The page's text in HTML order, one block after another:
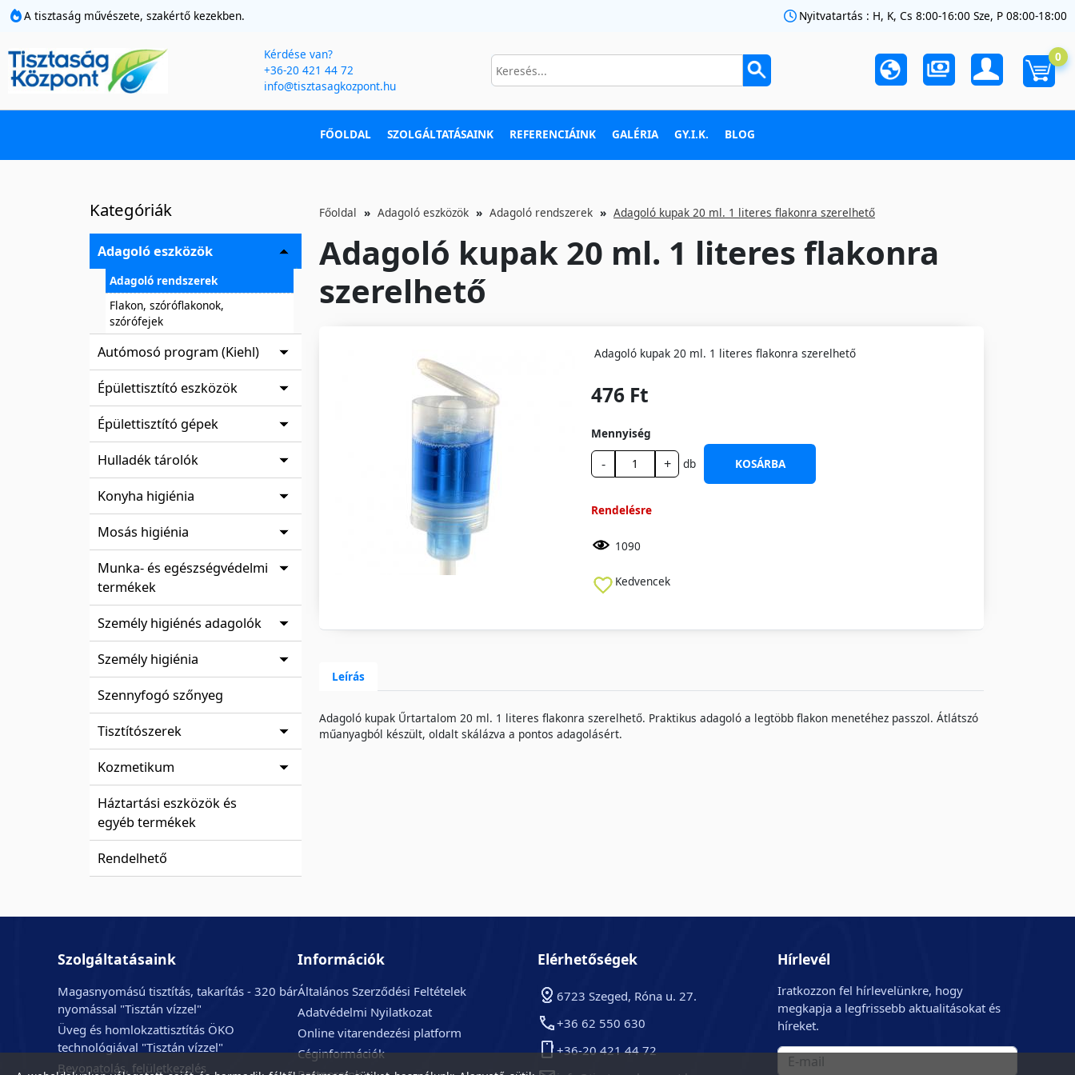
A tisztaság művészete, szakértő kezekben. Nyitvatartás : H, K, Cs 8:00-16:00 Sze, P 08:00-18:00
Kérdése van?
+36-20 421 44 72
info@tisztasagkozpont.hu
0
FŐOLDAL SZOLGÁLTATÁSAINK REFERENCIÁINK GALÉRIA GY.I.K. BLOG
Kategóriák
Adagoló eszközök
Adagoló rendszerek
Flakon, szóróflakonok,
szórófejek
Autómosó program (Kiehl)
Épülettisztító eszközök
Épülettisztító gépek
Hulladék tárolók
Konyha higiénia
Mosás higiénia
Munka- és egészségvédelmi
termékek
Személy higiénés adagolók
Személy higiénia
Szennyfogó szőnyeg
Tisztítószerek
Kozmetikum
Háztartási eszközök és
egyéb termékek
Rendelhető
Főoldal Adagoló eszközök Adagoló rendszerek Adagoló kupak 20 ml. 1 literes flakonra szerelhető
Adagoló kupak 20 ml. 1 literes flakonra
szerelhető
Adagoló kupak 20 ml. 1 literes flakonra szerelhető
476 Ft
Mennyiség
- + db KOSÁRBA
Rendelésre
1090
Kedvencek
Leírás
Adagoló kupak Űrtartalom 20 ml. 1 literes flakonra szerelhető. Praktikus adagoló a legtöbb flakon menetéhez passzol. Átlátszó
műanyagból készült, oldalt skálázva a pontos adagolásért.
Szolgáltatásaink
Magasnyomású tisztítás, takarítás - 320 bár
nyomással "Tisztán vízzel"
Üveg és homlokzattisztítás ÖKO
technológiával "Tisztán vízzel"
Bevonatolás, felületkezelés
Információk
Általános Szerződési Feltételek
Adatvédelmi Nyilatkozat
Online vitarendezési platform
Céginformációk
Elérhetőségek
6723 Szeged, Róna u. 27.
+36 62 550 630
+36-20 421 44 72
Hírlevél
Iratkozzon fel hírlevelünkre, hogy
megkapja a legfrissebb aktualitásokat és
híreket.